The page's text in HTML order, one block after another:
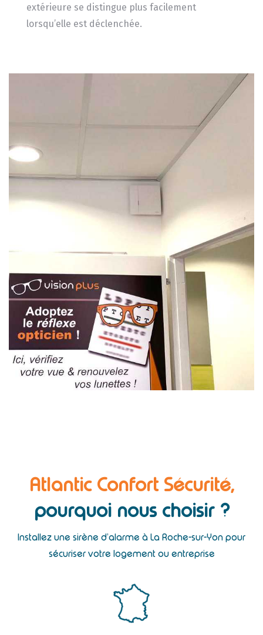
extérieure se distingue plus facilement
lorsqu’elle est déclenchée.
Atlantic Confort Sécurité,
pourquoi nous choisir ?
Installez une sirène d’alarme à La Roche-sur-Yon pour
sécuriser votre logement ou entreprise